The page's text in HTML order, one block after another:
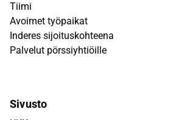
Tiimi
Avoimet työpaikat
Inderes sijoituskohteena
Palvelut pörssiyhtiöille
Sivusto